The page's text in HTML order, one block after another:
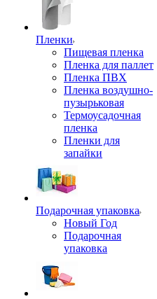
Пленки
Пищевая пленка
Пленка для паллет
Пленка ПВХ
Пленка воздушно-
пузырьковая
Термоусадочная
пленка
Пленки для
запайки
Подарочная упаковка
Новый Год
Подарочная
упаковка